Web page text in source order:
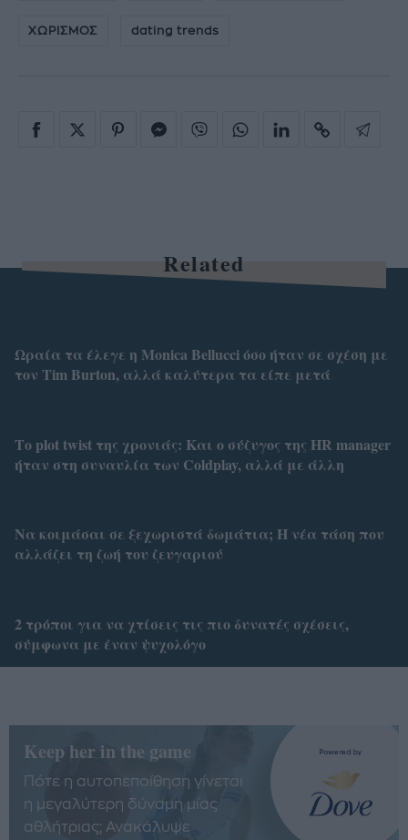
ΧΩΡΙΣΜΟΣ dating trends
Related
Ωραία τα έλεγε η Monica Bellucci όσο ήταν σε σχέση με
τον Tim Burton, αλλά καλύτερα τα είπε μετά
Το plot twist της χρονιάς: Και ο σύζυγος της HR manager
ήταν στη συναυλία των Coldplay, αλλά με άλλη
Να κοιμάσαι σε ξεχωριστά δωμάτια; Η νέα τάση που
αλλάζει τη ζωή του ζευγαριού
2 τρόποι για να χτίσεις τις πιο δυνατές σχέσεις,
σύμφωνα με έναν ψυχολόγο
Keep her in the game
Πότε η αυτοπεποίθηση γίνεται
η μεγαλύτερη δύναμη μίας
αθλήτριας; Ανακάλυψε